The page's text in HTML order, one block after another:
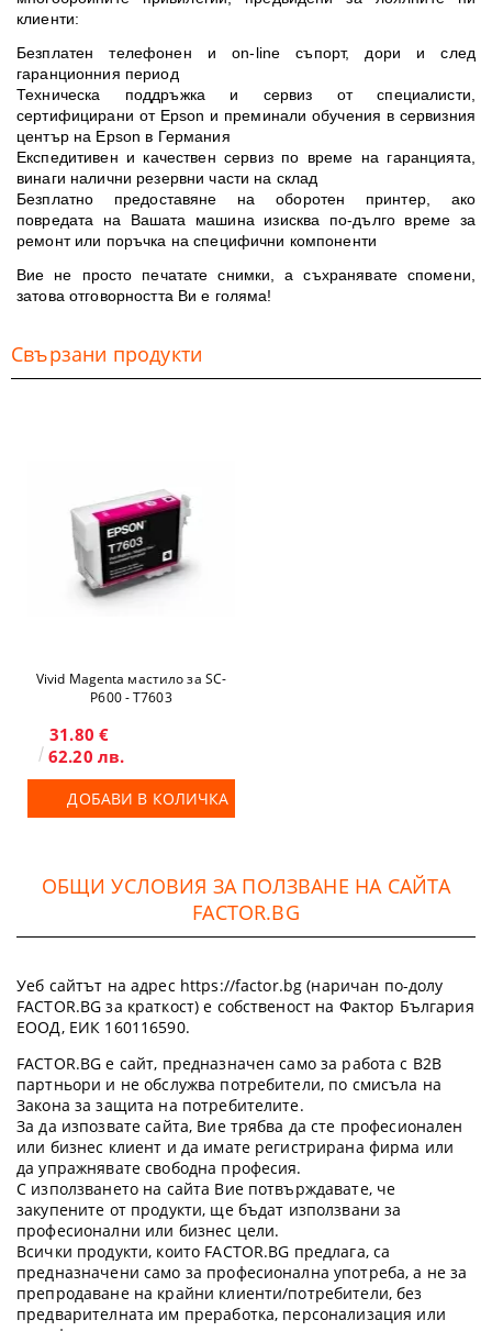
клиенти:
Безплатен телефонен и on-line съпорт, дори и след
гаранционния период
Техническа поддръжка и сервиз от специалисти,
сертифицирани от Epson и преминали обучения в сервизния
център на Epson в Германия
Експедитивен и качествен сервиз по време на гаранцията,
винаги налични резервни части на склад
Безплатно предоставяне на оборотен принтер, ако
повредата на Вашата машина изисква по-дълго време за
ремонт или поръчка на специфични компоненти
Вие не просто печатате снимки, а съхранявате спомени,
затова отговорността Ви е голяма!
Свързани продукти
Vivid Magenta мастило за SC-
P600 - T7603
31.80 €
62.20 лв.
ДОБАВИ В КОЛИЧКА
ОБЩИ УСЛОВИЯ ЗА ПОЛЗВАНЕ НА САЙТА
FACTOR.BG
Уеб сайтът на адрес https://factor.bg (наричан по-долу
FACTOR.BG за краткост) е собственост на Фактор България
ЕООД, ЕИК 160116590.
FACTOR.BG е сайт, предназначен само за работа с B2B
партньори и не обслужва потребители, по смисъла на
Закона за защита на потребителите.
За да изпозвате сайта, Вие трябва да сте професионален
или бизнес клиент и да имате регистрирана фирма или
да упражнявате свободна професия.
С използването на сайта Вие потвърждавате, че
закупените от продукти, ще бъдат използвани за
професионални или бизнес цели.
Всички продукти, които FACTOR.BG предлага, са
предназначени само за професионална употреба, а не за
препродаване на крайни клиенти/потребители, без
предварителната им преработка, персонализация или